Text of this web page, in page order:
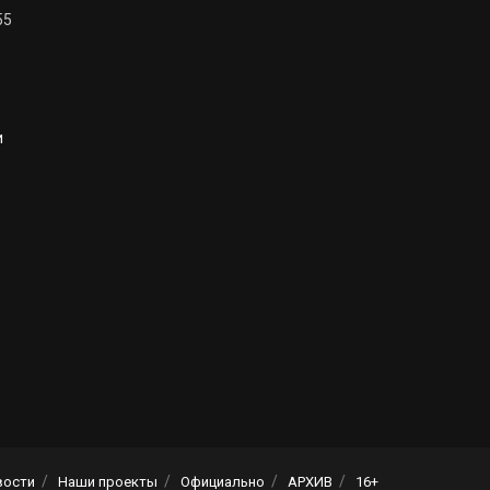
Наши проекты Официально АРХИВ 16+